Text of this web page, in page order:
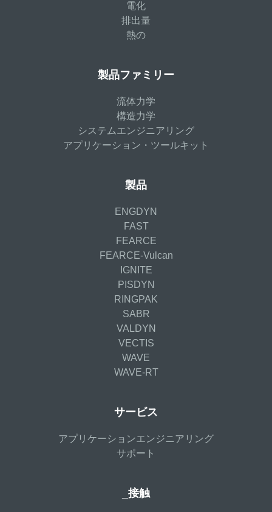
電化
排出量
熱の
製品ファミリー
流体力学
構造力学
システムエンジニアリング
アプリケーション・ツールキット
製品
ENGDYN
FAST
FEARCE
FEARCE-Vulcan
IGNITE
PISDYN
RINGPAK
SABR
VALDYN
VECTIS
WAVE
WAVE-RT
サービス
アプリケーションエンジニアリング
サポート
_接触